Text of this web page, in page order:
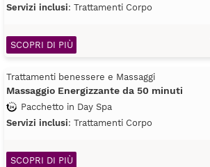
Servizi inclusi: Trattamenti Corpo
SCOPRI DI PIÙ
Trattamenti benessere e Massaggi
Massaggio Energizzante da 50 minuti
Pacchetto in Day Spa
Servizi inclusi: Trattamenti Corpo
SCOPRI DI PIÙ